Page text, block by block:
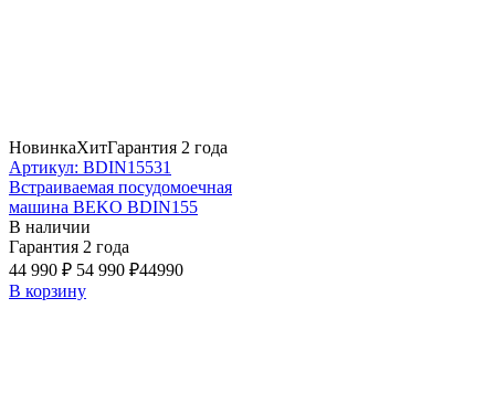
НовинкаХитГарантия 2 года
Артикул: BDIN15531
Встраиваемая посудомоечная
машина BEKO BDIN155
В наличии
Гарантия 2 года
44 990 ₽ 54 990 ₽44990
В корзину